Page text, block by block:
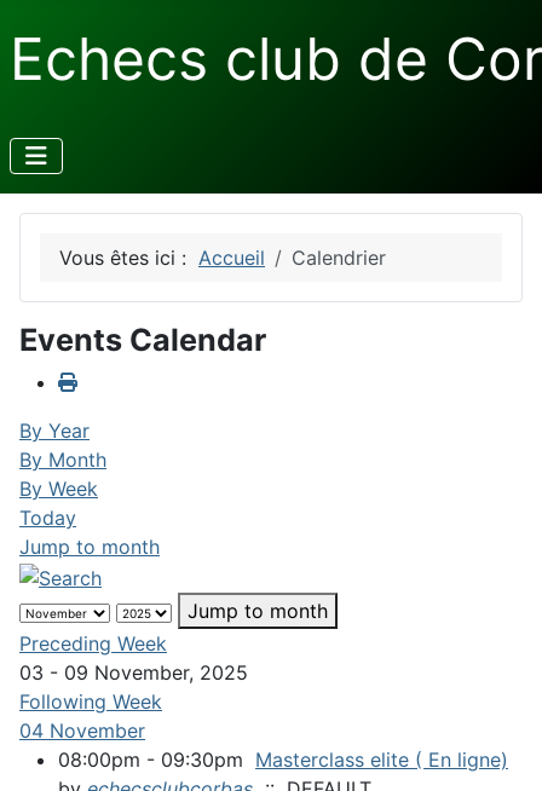
Echecs club de
Vous êtes ici : Accueil Calendrier
Events Calendar
By Year
By Month
By Week
Today
Jump to month
Jump to month
Preceding Week
03 - 09 November, 2025
Following Week
04 November
08:00pm - 09:30pm Masterclass elite ( En ligne)